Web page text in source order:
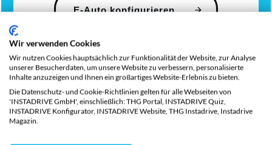
E-Auto konfigurieren
Marken
Beliebte Elektro
Wir verwenden Cookies
Wir nutzen Cookies hauptsächlich zur Funktionalität der Website, zur Analyse
unserer Besucherdaten, um unsere Website zu verbessern, personalisierte
Inhalte anzuzeigen und Ihnen ein großartiges Website-Erlebnis zu bieten.
Die Datenschutz- und Cookie-Richtlinien gelten für alle Webseiten von
'INSTADRIVE GmbH', einschließlich: THG Portal, INSTADRIVE Quiz,
INSTADRIVE Konfigurator, INSTADRIVE Website, THG Instadrive, Instadrive
Magazin.